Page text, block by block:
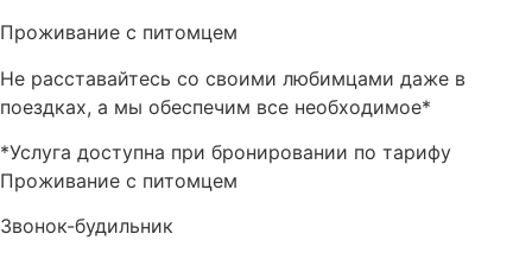
Проживание с питомцем
Не расставайтесь со своими любимцами даже в
поездках, а мы обеспечим все необходимое*
*Услуга доступна при бронировании по тарифу
Проживание с питомцем
Звонок-будильник